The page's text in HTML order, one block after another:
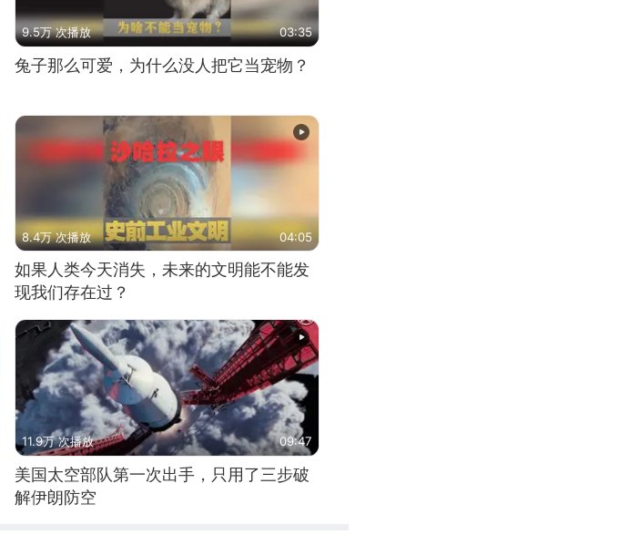
9.5万 次播放 03:35
兔子那么可爱，为什么没人把它当宠物？
8.4万 次播放 04:05
如果人类今天消失，未来的文明能不能发
现我们存在过？
11.9万 次播放 09:47
美国太空部队第一次出手，只用了三步破
解伊朗防空